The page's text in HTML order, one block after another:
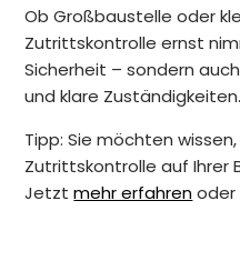
Ob Großbaustelle oder
Zutrittskontrolle ernst
Sicherheit – sondern
und klare Zuständigkeiten.
Tipp: Sie möchten
Zutrittskontrolle auf Ihrer
Jetztmehr erfahrenoder